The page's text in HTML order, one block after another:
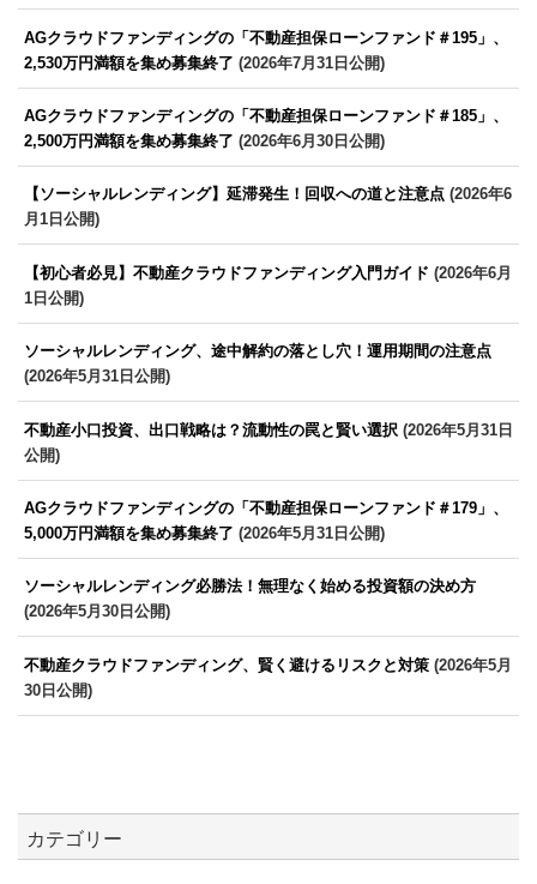
AGクラウドファンディングの「不動産担保ローンファンド＃195」、
2,530万円満額を集め募集終了 (2026年7月31日公開)
AGクラウドファンディングの「不動産担保ローンファンド＃185」、
2,500万円満額を集め募集終了 (2026年6月30日公開)
【ソーシャルレンディング】延滞発生！回収への道と注意点 (2026年6
月1日公開)
【初心者必見】不動産クラウドファンディング入門ガイド (2026年6月
1日公開)
ソーシャルレンディング、途中解約の落とし穴！運用期間の注意点
(2026年5月31日公開)
不動産小口投資、出口戦略は？流動性の罠と賢い選択 (2026年5月31日
公開)
AGクラウドファンディングの「不動産担保ローンファンド＃179」、
5,000万円満額を集め募集終了 (2026年5月31日公開)
ソーシャルレンディング必勝法！無理なく始める投資額の決め方
(2026年5月30日公開)
不動産クラウドファンディング、賢く避けるリスクと対策 (2026年5月
30日公開)
カテゴリー